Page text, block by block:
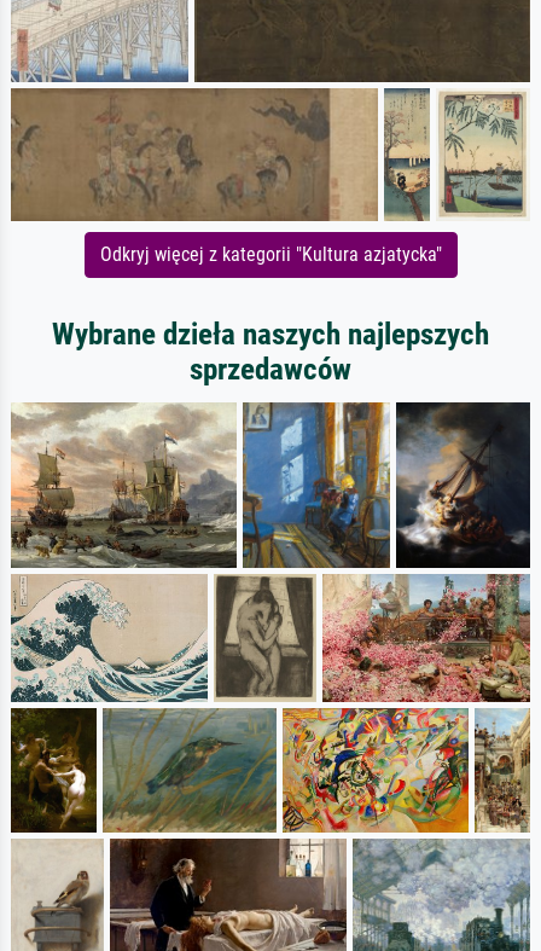
Odkryj więcej z kategorii "Kultura azjatycka"
Wybrane dzieła naszych najlepszych
sprzedawców